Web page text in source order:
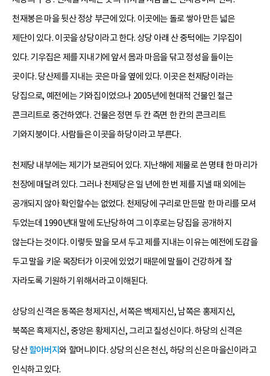
천재봉은 마을 뒷산 정상 부근에 있다. 이곳에는 돌로 쌓아 만든 넓은
제단이 있다. 이곳을 상당이라고 한다. 상당 아래 산 중턱에는 기우집이
있다. 기우집은 제를 지내기에 앞서 몸과 마음을 닦고 정성을 들이는
곳이다. 당산제를 지내는 곳은 마을 옆에 있다. 이곳은 천제당이라는
당집으로, 예전에는 기와집이었으나 2005년에 현대적 건물인 철근
콘크리트로 중건하였다. 건물은 정면 두 칸 측면 한 칸의 콘크리트
기와지붕이다. 사람들은 이곳을 하당이라고 부른다.
천제당 내부에는 제기가 보관되어 있다. 지난해에 제물로 쓴 명태 한 마리가
천장에 매달려 있다. 그러나 천제당은 일 년에 한 번 제를 지낼 때 외에는
공개되지 않아 확인할수는 없었다. 천제당에 구리로 만든말 한 마리를 모셔
두었는데 1990년대 말에 도난당하여 그 이후로는 당집을 공개하지
않는다는 것이다. 이렇듯 말을 모셔 두고 제를 지내는 이유는 예전에 도감을
두고 말을 키운 목장터가 이곳에 있었기 때문에 말들이 건강하게 잘
자라도록 기원하기 위해서라고 이해된다.
상당의 신격은 동쪽은 청제지신, 서쪽은 백제지신, 남쪽은 홍제지신,
북쪽은 흑제지신, 중앙은 황제지신, 그리고 칠성신이다. 하당의 신격은
당산할아버지와 할머니이다. 상당의 신은 천신, 하당의 신은 마을신이라고
인식하고 있다.